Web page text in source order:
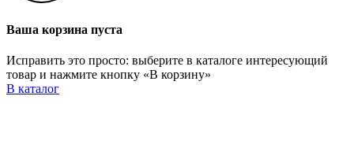
Ваша корзина пуста
Исправить это просто: выберите в каталоге интересующий
товар и нажмите кнопку «В корзину»
В каталог